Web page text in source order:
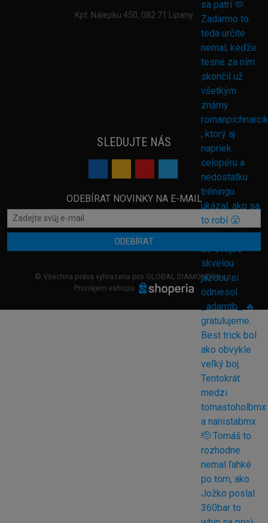
Kpt. Nálepku 450, 082 71 Lipany
SLEDUJTE NÁS
ODEBÍRAT NOVINKY NA E-MAIL
ODEBÍRAT
© Všechna práva vyhrazena pro GLOBAL DIAMONDS s.r.o.
Pronájem eshopu